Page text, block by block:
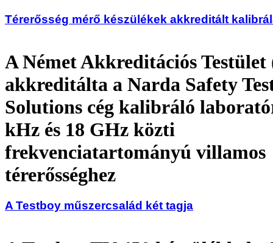
Térerősség mérő készülékek akkreditált
A Német Akkreditációs
akkreditálta a Narda Safety
Solutions cég kalibráló
kHz és 18 GHz közti
frekvenciatartományú villamos
térerősséghez
A Testboy műszercsalád két tagja